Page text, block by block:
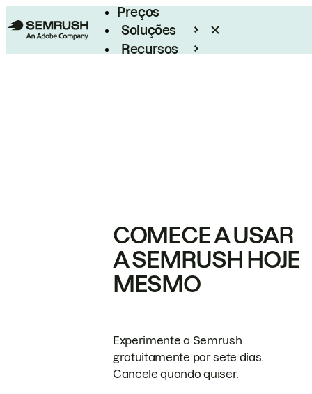
Preços
Soluções
Recursos
COMECE A USAR
A SEMRUSH HOJE
MESMO
Experimente a Semrush
gratuitamente por sete dias.
Cancele quando quiser.